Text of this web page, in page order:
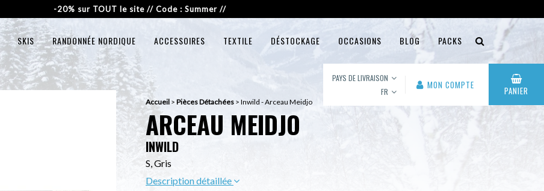
-20% sur TOUT le site // Code : Summer //
SKIS RANDONNÉE NORDIQUE ACCESSOIRES TEXTILE DÉSTOCKAGE OCCASIONS BLOG PACKS
PAYS DE LIVRAISON
FR
MON COMPTE PANIER
Accueil > Pièces Détachées > Inwild - Arceau Meidjo
ARCEAU MEIDJO
INWILD
S, Gris
Description détaillée